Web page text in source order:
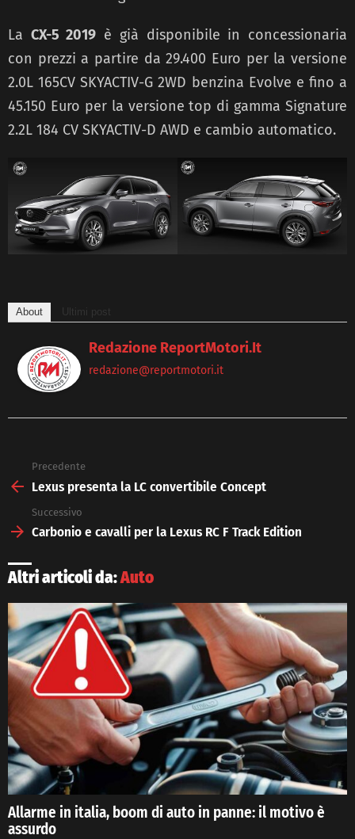
La CX-5 2019 è già disponibile in concessionaria
con prezzi a partire da 29.400 Euro per la versione
2.0L 165CV SKYACTIV-G 2WD benzina Evolve e fino a
45.150 Euro per la versione top di gamma Signature
2.2L 184 CV SKYACTIV-D AWD e cambio automatico.
About Ultimi post
Redazione ReportMotori.it
redazione@reportmotori.it
more
Precedente
Lexus presenta la LC convertibile Concept
Successivo
Carbonio e cavalli per la Lexus RC F Track Edition
Altri articoli da:Auto
Allarme in italia, boom di auto in panne: il motivo è
assurdo